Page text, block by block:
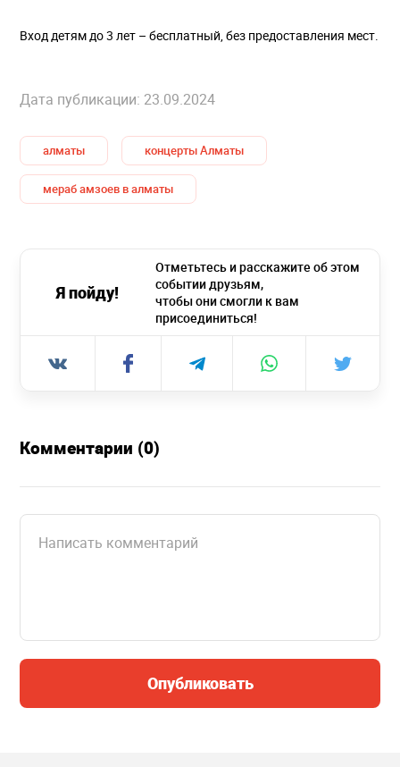
Вход детям до 3 лет – бесплатный, без предоставления мест.
Дата публикации: 23.09.2024
алматы концерты Алматы
мераб амзоев в алматы
Я пойду!
Отметьтесь и расскажите об этом
событии друзьям,
чтобы они смогли к вам
присоединиться!
Комментарии (0)
Опубликовать